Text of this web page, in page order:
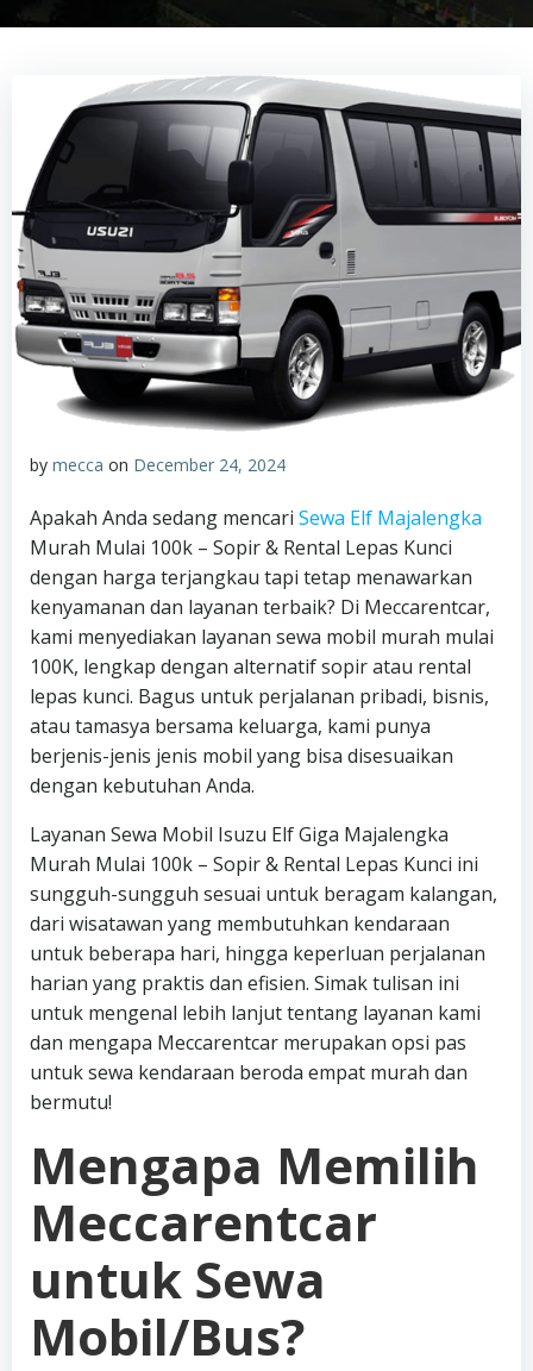
by mecca on December 24, 2024
Apakah Anda sedang mencari Sewa Elf Majalengka
Murah Mulai 100k – Sopir & Rental Lepas Kunci
dengan harga terjangkau tapi tetap menawarkan
kenyamanan dan layanan terbaik? Di Meccarentcar,
kami menyediakan layanan sewa mobil murah mulai
100K, lengkap dengan alternatif sopir atau rental
lepas kunci. Bagus untuk perjalanan pribadi, bisnis,
atau tamasya bersama keluarga, kami punya
berjenis-jenis jenis mobil yang bisa disesuaikan
dengan kebutuhan Anda.
Layanan Sewa Mobil Isuzu Elf Giga Majalengka
Murah Mulai 100k – Sopir & Rental Lepas Kunci ini
sungguh-sungguh sesuai untuk beragam kalangan,
dari wisatawan yang membutuhkan kendaraan
untuk beberapa hari, hingga keperluan perjalanan
harian yang praktis dan efisien. Simak tulisan ini
untuk mengenal lebih lanjut tentang layanan kami
dan mengapa Meccarentcar merupakan opsi pas
untuk sewa kendaraan beroda empat murah dan
bermutu!
Mengapa Memilih
Meccarentcar
untuk Sewa
Mobil/Bus?